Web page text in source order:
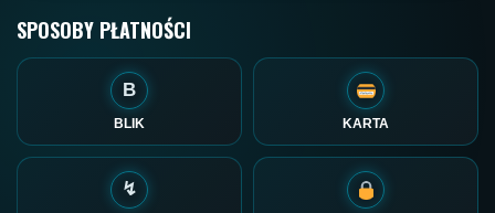
SPOSOBY PŁATNOŚCI
B
BLIK KARTA
↯